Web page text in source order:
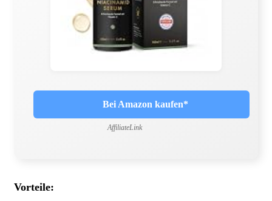
Bei Amazon kaufen*
AffiliateLink
Vorteile: